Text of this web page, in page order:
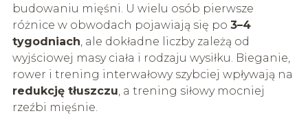
budowaniu mięśni. U wielu osób pierwsze
różnice w obwodach pojawiają się po 3–4
tygodniach, ale dokładne liczby zależą od
wyjściowej masy ciała i rodzaju wysiłku. Bieganie,
rower i trening interwałowy szybciej wpływają na
redukcję tłuszczu, a trening siłowy mocniej
rzeźbi mięśnie.